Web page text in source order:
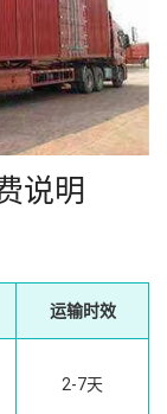
说明
运输时效
2-7天